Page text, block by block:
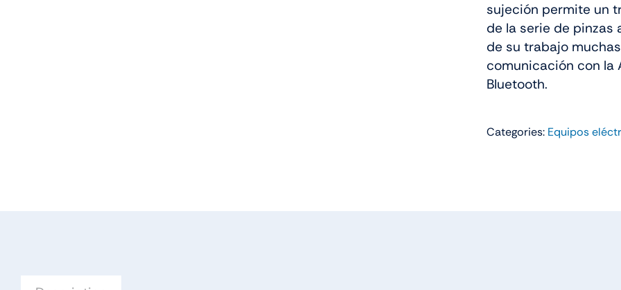
sujeción permite un
de la serie de pinzas
de su trabajo
comunicación con la
Bluetooth.
Categories: Equipos